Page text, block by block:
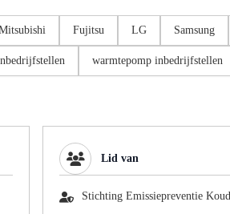
Fujitsu LG Samsung
warmtepomp inbedrijfstellen
Lid van
Stichting Emissiepreventie